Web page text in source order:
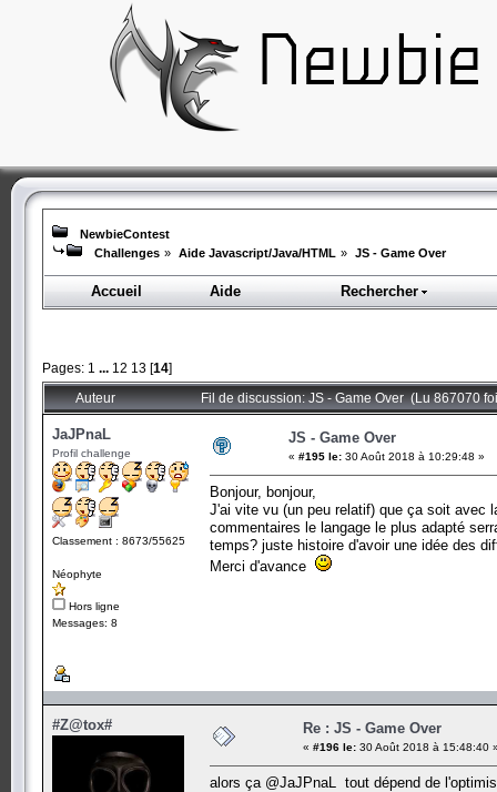
NewbieContest
Challenges » Aide Javascript/Java/HTML » JS - Game Over
Accueil Aide Rechercher
Pages: 1 ... 12 13 [14]
Auteur Fil de discussion: JS - Game Over (Lu 867070
JaJPnaL
Profil challenge
Classement : 8673/55625
Néophyte
Hors ligne
Messages: 8
JS - Game Over
« #195 le: 30 Août 2018 à 10:29:48 »
Bonjour, bonjour,
J'ai vite vu (un peu relatif) que ça soit avec
commentaires le langage le plus adapté
temps? juste histoire d'avoir une idée des
Merci d'avance
#Z@tox# Re : JS - Game Over
« #196 le: 30 Août 2018 à 15:48:40
alors ça @JaJPnaL tout dépend de